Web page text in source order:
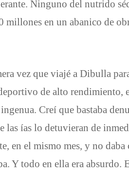
Ninguno del nutrido
millones en un abanico de
vez que viajé a Dibulla
de alto rendimiento,
Creí que bastaba
las ías lo detuvieran de
en el mismo mes, y no
Y todo en ella era absurdo.